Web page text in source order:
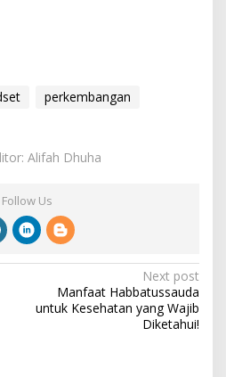
perkembangan
Alifah Dhuha
Follow Us
Next post
Manfaat Habbatussauda
untuk Kesehatan yang Wajib
Diketahui!